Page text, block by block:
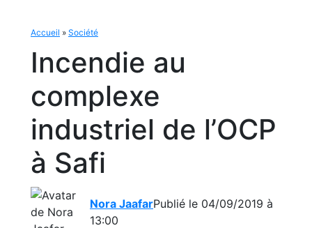
Accueil » Société
Incendie au
complexe
industriel de l’OCP
à Safi
Nora JaafarPublié le 04/09/2019 à
13:00